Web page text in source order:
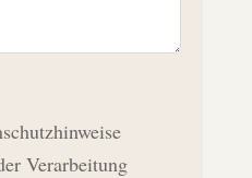
Verarbeitung